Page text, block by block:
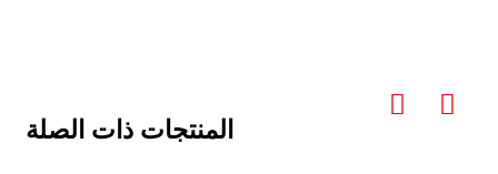
المنتجات ذات الصلة